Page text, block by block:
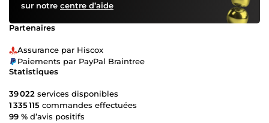
sur notre centre d’aide
Partenaires
Assurance par Hiscox
Paiements par PayPal Braintree
Statistiques
39 022 services disponibles
1 335 115 commandes effectuées
99 % d’avis positifs